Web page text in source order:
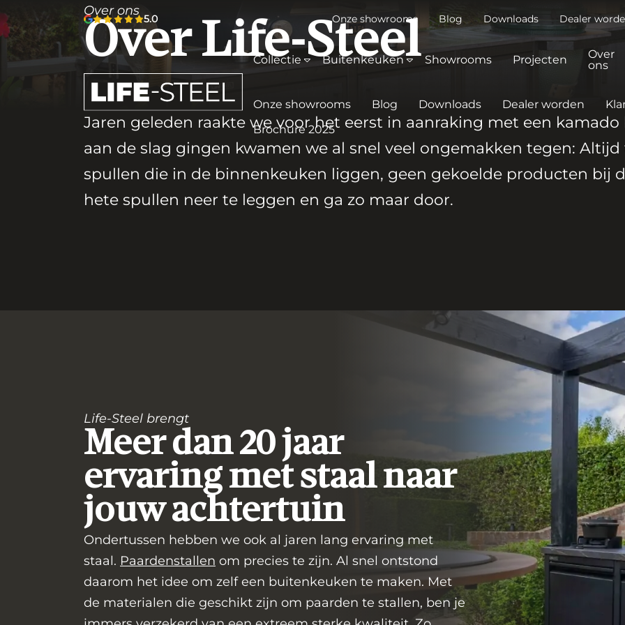
5.0 Onze showrooms Blog Downloads Dealer
Collectie
Ibiza Elba
Buitenkeuken
BuitenkeukenBig Green Egg
Buitenkeuken
met koelkast
Buitenkeuken
met pizza
met
en kraan
Showrooms Projecten
Over
ons
Onze showrooms Blog Downloads Dealer worden
Brochure 2025
Over ons
Over Life-Steel
Jaren geleden raakte we voor het eerst in aanraking met een kamado
aan de slag gingen kwamen we al snel veel ongemakken tegen:
spullen die in de binnenkeuken liggen, geen gekoelde producten bij
hete spullen neer te leggen en ga zo maar door.
Life-Steel brengt
Meer dan 20 jaar
ervaring met staal naar
jouw achtertuin
Ondertussen hebben we ook al jaren lang ervaring met
staal. Paardenstallen om precies te zijn. Al snel ontstond
daarom het idee om zelf een buitenkeuken te maken. Met
de materialen die geschikt zijn om paarden te stallen, ben je